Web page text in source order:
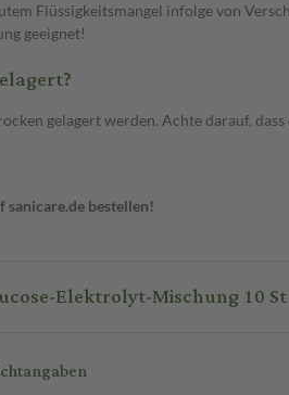
Flüssigkeitsmangel infolge von
geeignet!
gelagert werden. Achte darauf,
sanicare.de bestellen!
Elektrolyt-Mischung 10